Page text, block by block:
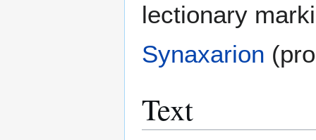
lectionary
Synaxarion
Text